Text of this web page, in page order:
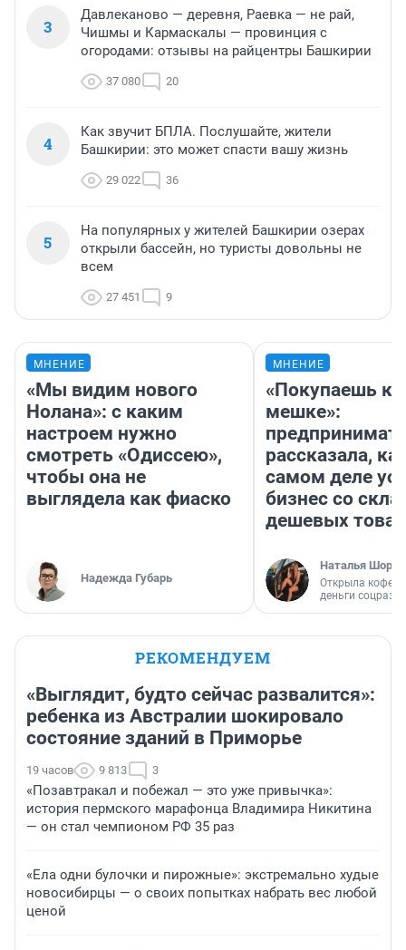
3
Давлеканово — деревня, Раевка — не рай,
Чишмы и Кармаскалы — провинция с
огородами: отзывы на райцентры Башкирии
37 080 20
4
Как звучит БПЛА. Послушайте, жители
Башкирии: это может спасти вашу жизнь
29 022 36
5
На популярных у жителей Башкирии озерах
открыли бассейн, но туристы довольны не
всем
27 451 9
МНЕНИЕ
«Мы видим нового
Нолана»: с каким
настроем нужно
смотреть «Одиссею»,
чтобы она не
выглядела как фиаско
Надежда Губарь
МНЕНИЕ
«Покупаешь
мешке»:
рассказала,
самом деле
бизнес со
дешевых
Наталья
Открыла
деньги
РЕКОМЕНДУЕМ
«Выглядит, будто сейчас развалится»:
ребенка из Австралии шокировало
состояние зданий в Приморье
19 часов 9 813 3
«Позавтракал и побежал — это уже привычка»:
история пермского марафонца Владимира Никитина
— он стал чемпионом РФ 35 раз
«Ела одни булочки и пирожные»: экстремально худые
новосибирцы — о своих попытках набрать вес любой
ценой